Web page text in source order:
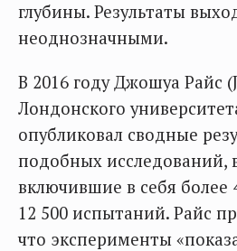
глубины. Результаты
неоднозначными.
В 2016 году Джошуа Райс
Лондонского
опубликовал сводные
подобных исследований,
включившие в себя более
12 500 испытаний. Райс
что эксперименты